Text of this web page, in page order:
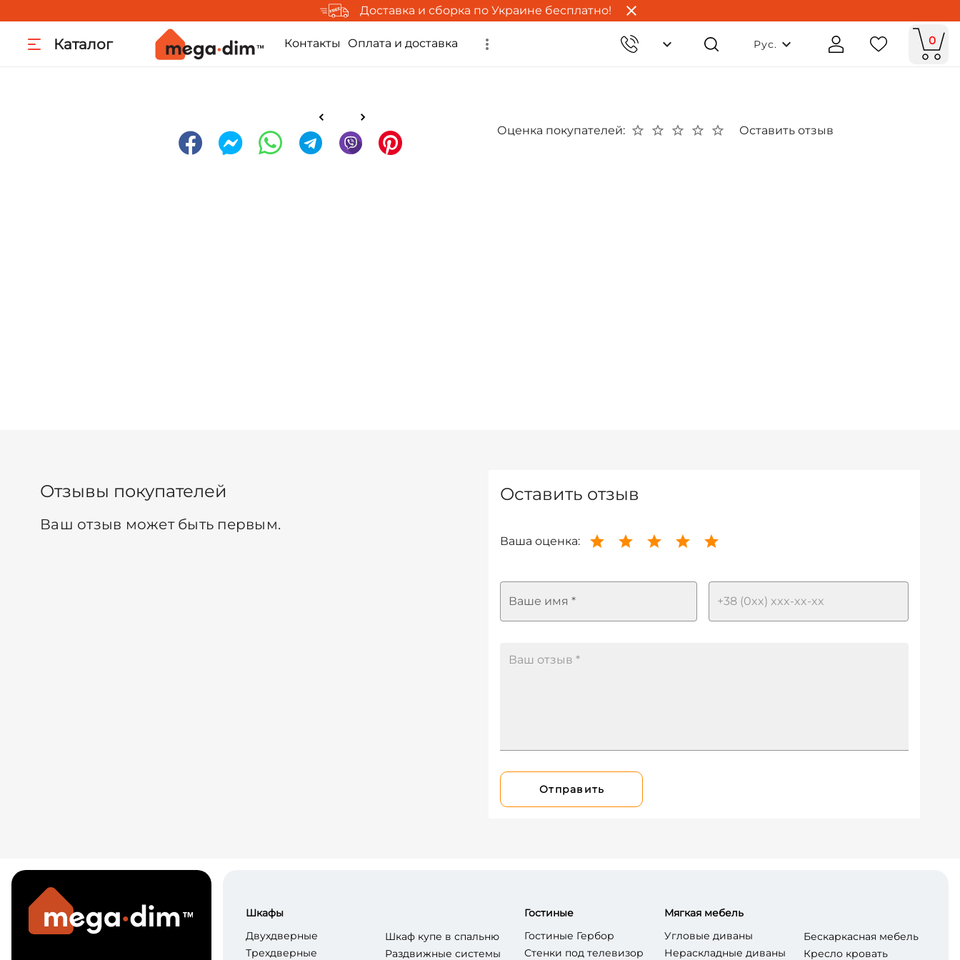
Доставка и сборка по Украине бесплатно!
Каталог Контакты Оплата и доставка Рус. 0
Оценка покупателей: Оставить отзыв
Отзывы покупателей
Ваш отзыв может быть первым.
Оставить отзыв
Ваша оценка:
Ваше имя *
Отправить
Шкафы
Двухдверные
Трехдверные
Шкаф купе в спальню
Раздвижные системы
Гостиные
Гостиные Гербор
Стенки под телевизор
Мягкая мебель
Угловые диваны
Нераскладные диваны
Бескаркасная мебель
Кресло кровать